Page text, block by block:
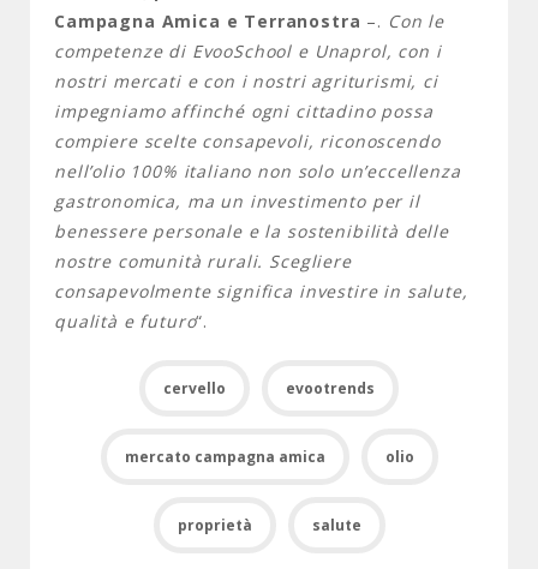
Campagna Amica e Terranostra –. Con le
competenze di EvooSchool e Unaprol, con i
nostri mercati e con i nostri agriturismi, ci
impegniamo affinché ogni cittadino possa
compiere scelte consapevoli, riconoscendo
nell’olio 100% italiano non solo un’eccellenza
gastronomica, ma un investimento per il
benessere personale e la sostenibilità delle
nostre comunità rurali. Scegliere
consapevolmente significa investire in salute,
qualità e futuro“.
cervello evootrends
mercato campagna amica olio
proprietà salute